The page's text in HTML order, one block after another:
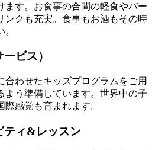
ます。お食事の合間の軽食やバー
ンクも充実。食事もお酒もその時
ビス）
合わせたキッズプログラムをご用
よう準備しています。世界中の子
感覚も育まれます。
ティ&レッスン